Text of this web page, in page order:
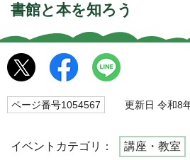
書館と本を知ろう
ページ番号1054567 更新日 令和8
イベントカテゴリ： 講座・教室